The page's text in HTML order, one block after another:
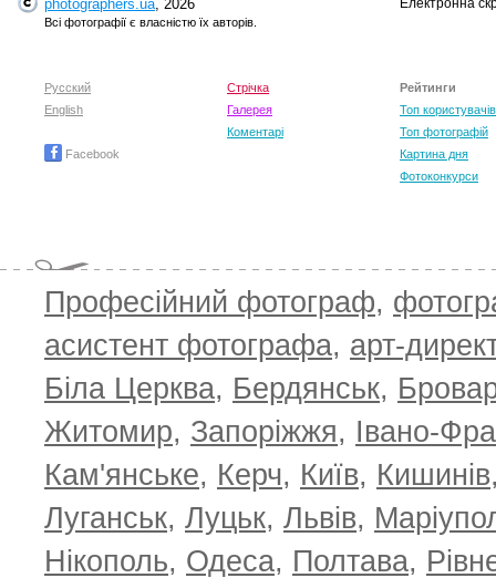
photographers.ua, 2026
Всі фотографії є власністю їх авторів.
Електронна
Русский
English
Facebook
Стрічка
Галерея
Коментарі
Рейтинги
Топ користувачів
Топ фотографій
Картина дня
Фотоконкурси
Професійний фотограф,
асистент фотографа, арт-
Біла Церква, Бердянськ,
Житомир, Запоріжжя, Івано-
Кам'янське, Керч, Київ, Кишинів
Луганськ, Луцьк, Львів,
Нікополь, Одеса, Полтава,